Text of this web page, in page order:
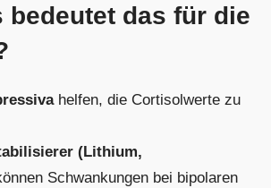
bedeutet das für die
helfen, die Cortisolwerte zu
(Lithium,
Schwankungen bei bipolaren